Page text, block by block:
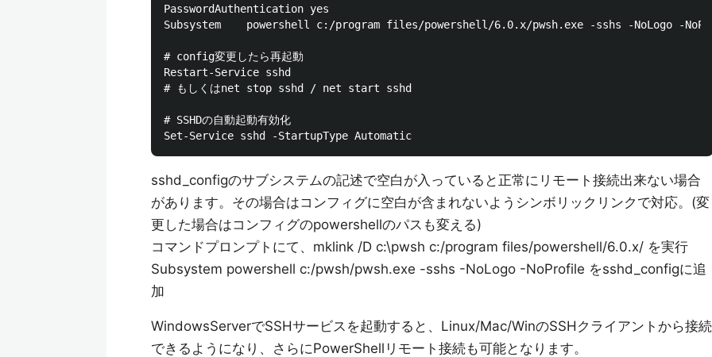
PasswordAuthentication yes
Subsystem    powershell c:/program files/powershell/6.0.x/pwsh.exe -sshs -NoLogo -
# config変更したら再起動
Restart-Service sshd
# もしくはnet stop sshd / net start sshd
# SSHDの自動起動有効化
sshd_configのサブシステムの記述で空白が入っていると正常にリモート接続出来ない場合
があります。その場合はコンフィグに空白が含まれないようシンボリックリンクで対応。(変
更した場合はコンフィグのpowershellのパスも変える)
コマンドプロンプトにて、mklink /D c:\pwsh c:/program files/powershell/6.0.x/ を実行
Subsystem powershell c:/pwsh/pwsh.exe -sshs -NoLogo -NoProfile をsshd_configに追
加
WindowsServerでSSHサービスを起動すると、Linux/Mac/WinのSSHクライアントから接続
できるようになり、さらにPowerShellリモート接続も可能となります。